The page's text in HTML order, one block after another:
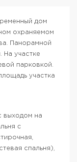
дом
охраняемом
Панорамной
На участке
парковкой.
участка
выходом на
с
спальня),